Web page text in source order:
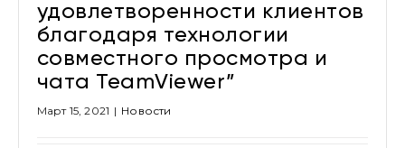
удовлетворенности клиентов
благодаря технологии
совместного просмотра и
чата TeamViewer”
Март 15, 2021 | Новости